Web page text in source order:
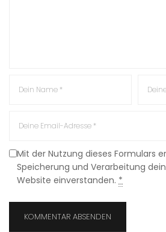
Mit der Nutzung dieses Formulars
Speicherung und Verarbeitung
Website einverstanden. *